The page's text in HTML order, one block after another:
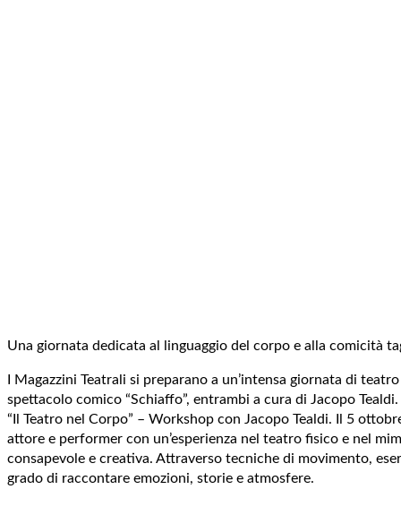
Una giornata dedicata al linguaggio del corpo e alla comicità
I Magazzini Teatrali si preparano a un’intensa giornata di
spettacolo comico “Schiaffo”, entrambi a cura di Jacopo Tealdi.
“Il Teatro nel Corpo” – Workshop con Jacopo Tealdi. Il 5
attore e performer con un’esperienza nel teatro fisico e nel
consapevole e creativa. Attraverso tecniche di movimento,
grado di raccontare emozioni, storie e atmosfere.